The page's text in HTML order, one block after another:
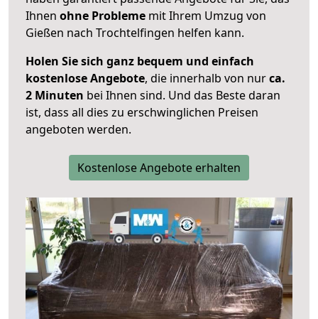
Ihnen ohne Probleme mit Ihrem Umzug von
Gießen nach Trochtelfingen helfen kann.
Holen Sie sich ganz bequem und einfach
kostenlose Angebote, die innerhalb von nurca.
2 Minuten bei Ihnen sind. Und das Beste daran
ist, dass all dies zu erschwinglichen Preisen
angeboten werden.
Kostenlose Angebote erhalten